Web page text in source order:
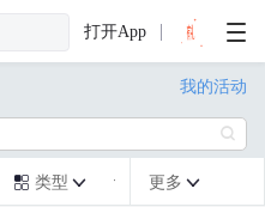
打开App
我的活动

 类型  更多 